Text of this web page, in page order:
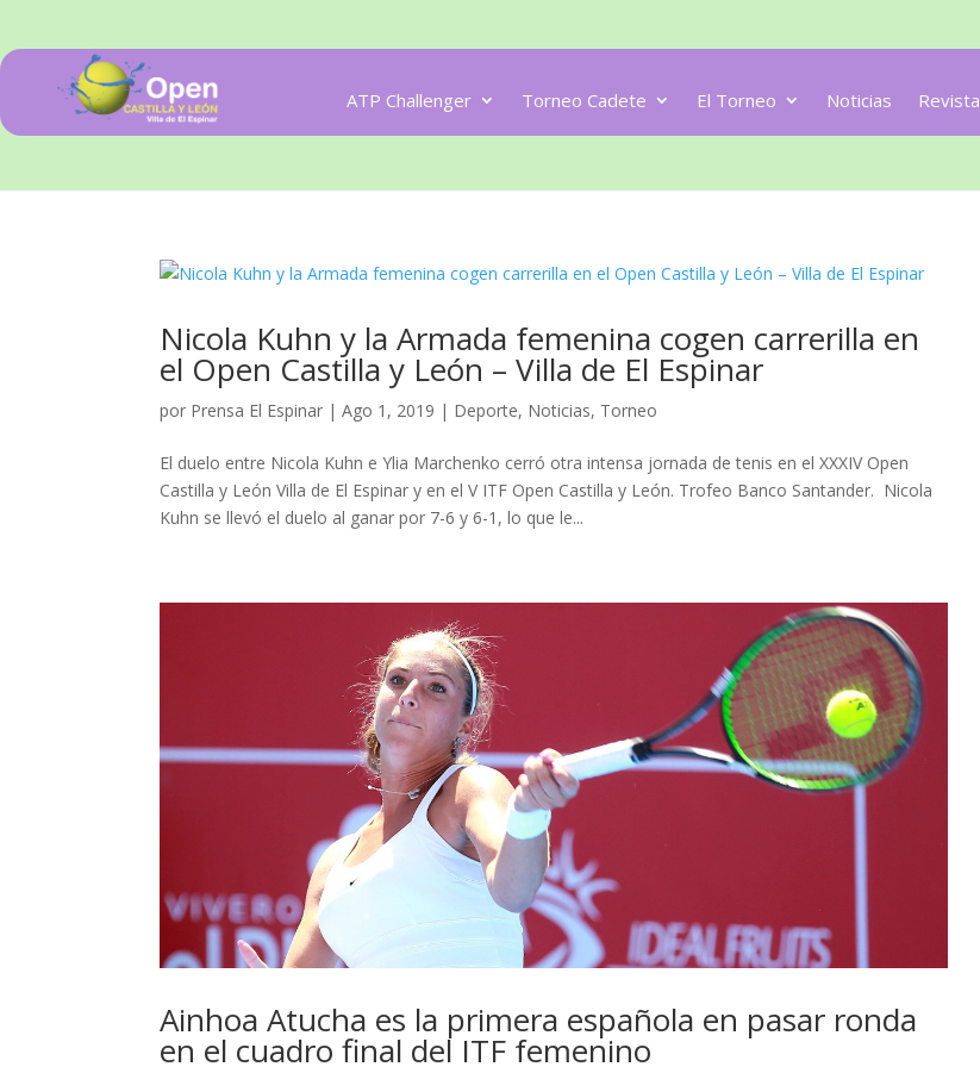
ATP Challenger Torneo Cadete El Torneo Noticias Revista
Nicola Kuhn y la Armada femenina cogen carrerilla en
el Open Castilla y León – Villa de El Espinar
por Prensa El Espinar |Ago 1, 2019 | Deporte, Noticias, Torneo
El duelo entre Nicola Kuhn e Ylia Marchenko cerró otra intensa jornada de tenis en el XXXIV Open
Castilla y León Villa de El Espinar y en el V ITF Open Castilla y León. Trofeo Banco Santander. Nicola
Kuhn se llevó el duelo al ganar por 7-6 y 6-1, lo que le...
Ainhoa Atucha es la primera española en pasar ronda
en el cuadro final del ITF femenino